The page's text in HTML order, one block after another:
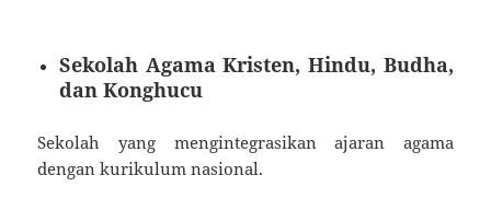
Sekolah Agama Kristen, Hindu, Budha,
dan Konghucu
Sekolah yang mengintegrasikan ajaran agama
dengan kurikulum nasional.